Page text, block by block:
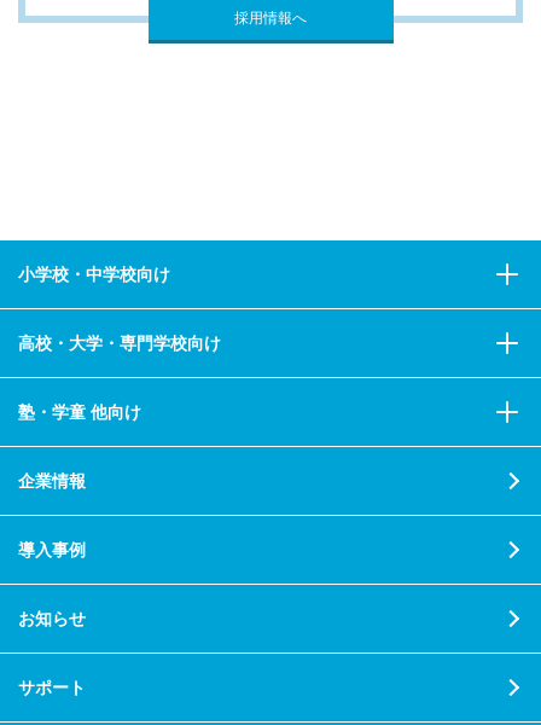
採用情報へ
小学校・中学校向け
高校・大学・専門学校向け
塾・学童 他向け
企業情報
導入事例
お知らせ
サポート